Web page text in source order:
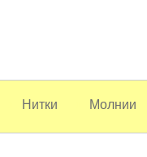
Нитки Молнии